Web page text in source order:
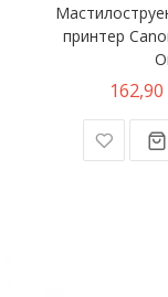
принтер